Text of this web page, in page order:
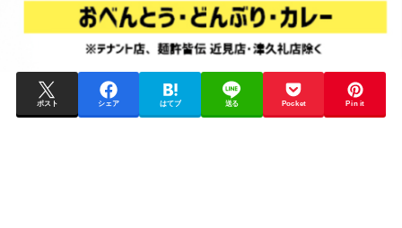
ポスト シェア はてブ 送る Pocket Pin it